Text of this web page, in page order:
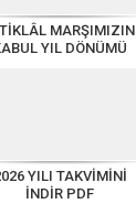
MARŞIMIZIN
YIL DÖNÜMÜ
YILI TAKVİMİNİ
İNDİR PDF